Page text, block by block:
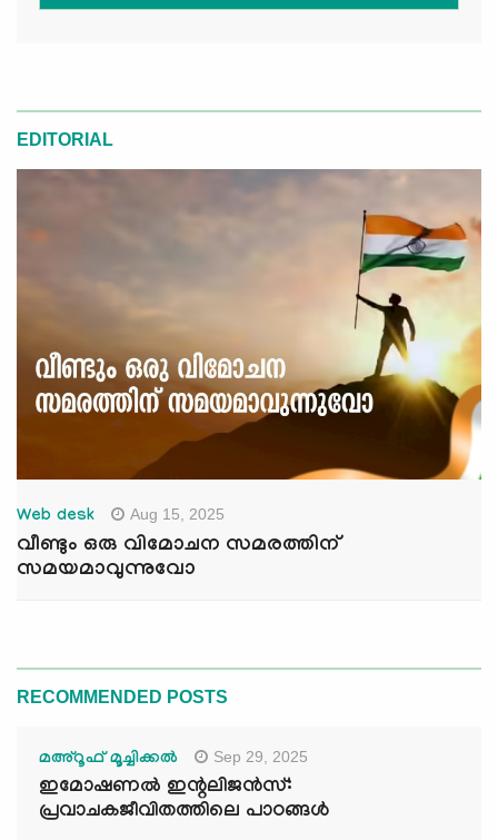
EDITORIAL
Web desk Aug 15, 2025
വീണ്ടും ഒരു വിമോചന സമരത്തിന്
സമയമാവുന്നുവോ
RECOMMENDED POSTS
മഅ്റൂഫ് മൂച്ചിക്കല്‍ Sep 29, 2025
ഇമോഷണൽ ഇന്റലിജൻസ്:
പ്രവാചകജീവിതത്തിലെ പാഠങ്ങൾ